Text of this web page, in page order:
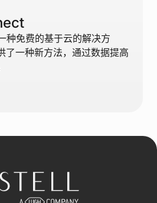
种免费的基于云的解决方
了一种新方法，通过数据提高